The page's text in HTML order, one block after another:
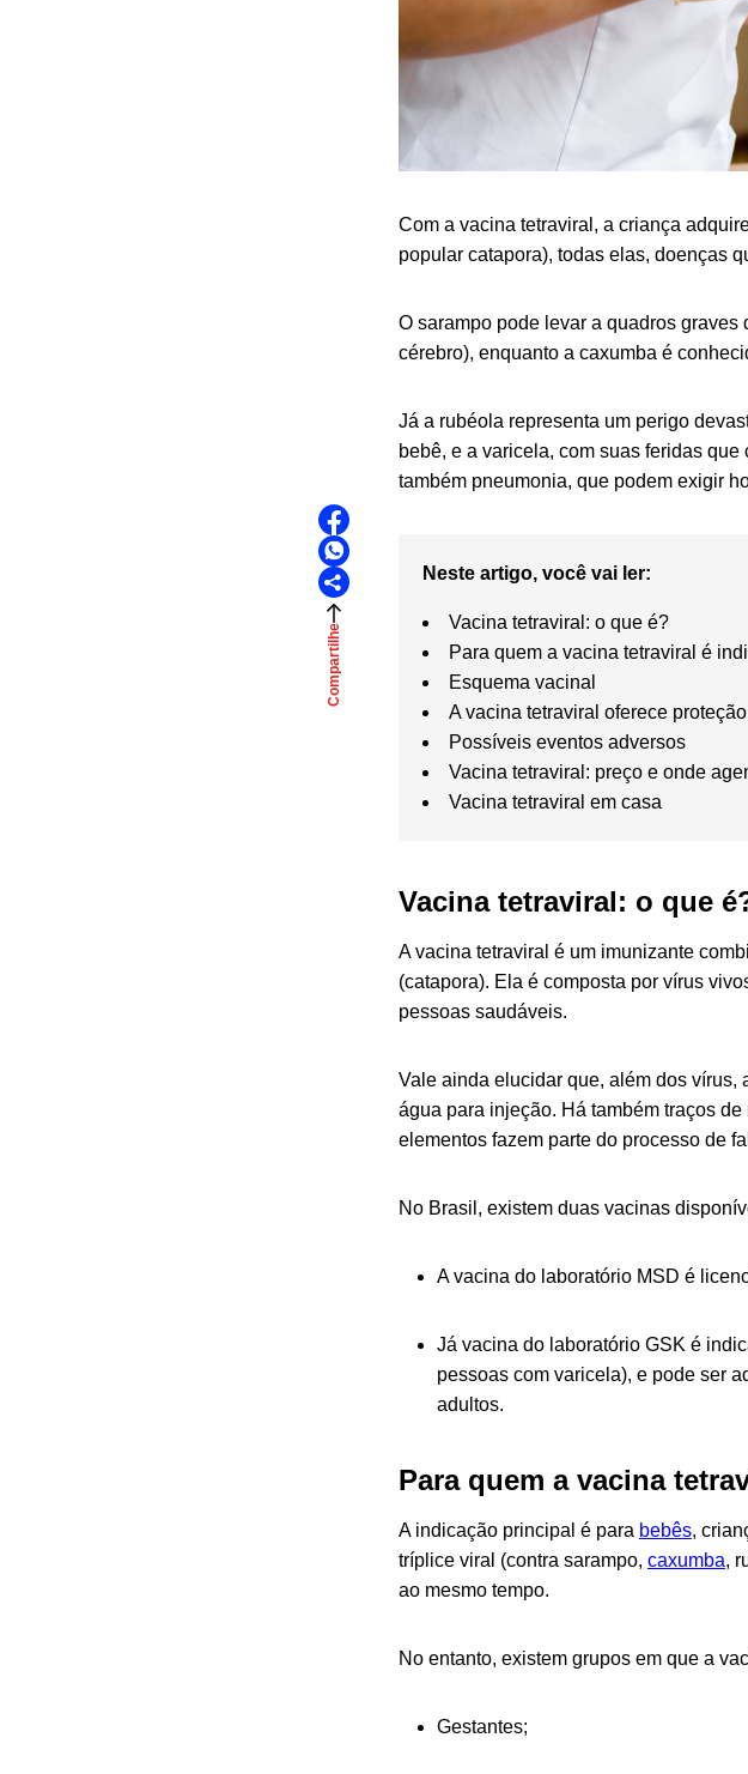
Compartilhe
Com a vacina tetraviral, a criança
popular catapora), todas elas, doenças
O sarampo pode levar a quadros
cérebro), enquanto a caxumba é
Já a rubéola representa um perigo
bebê, e a varicela, com suas feridas
também pneumonia, que podem exigir
Neste artigo, você vai ler:
Vacina tetraviral: o que é?
Para quem a vacina tetraviral é
Esquema vacinal
A vacina tetraviral oferece
Possíveis eventos adversos
Vacina tetraviral: preço e onde
Vacina tetraviral em casa
Vacina tetraviral: o que
A vacina tetraviral é um imunizante
(catapora). Ela é composta por vírus
pessoas saudáveis.
Vale ainda elucidar que, além dos
água para injeção. Há também traços
elementos fazem parte do processo de
No Brasil, existem duas vacinas
A vacina do laboratório MSD é
Já vacina do laboratório GSK é
pessoas com varicela), e pode ser
adultos.
Para quem a vacina
A indicação principal é para bebês,
tríplice viral (contra sarampo, caxumba,
ao mesmo tempo.
No entanto, existem grupos em que a
Gestantes;